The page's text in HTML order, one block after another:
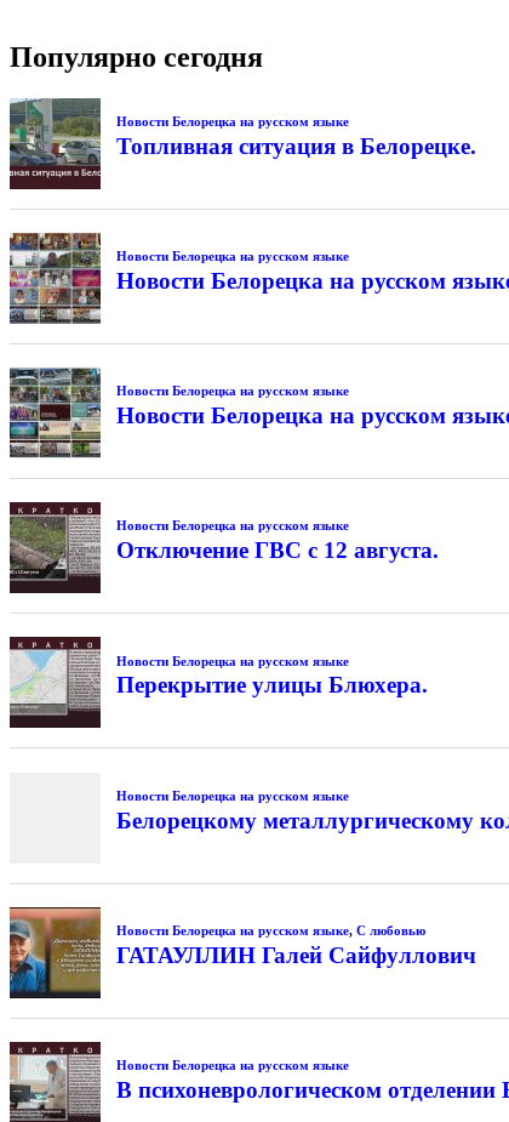
Популярно сегодня
Новости Белорецка на русском языке
Топливная ситуация в Белорецке.
Новости Белорецка на русском языке
Новости Белорецка на русском
Новости Белорецка на русском языке
Новости Белорецка на русском
Новости Белорецка на русском языке
Отключение ГВС с 12 августа.
Новости Белорецка на русском языке
Перекрытие улицы Блюхера.
Новости Белорецка на русском языке
Белорецкому металлургическому
Новости Белорецка на русском языке, С любовью
ГАТАУЛЛИН Галей Сайфуллович
Новости Белорецка на русском языке
В психоневрологическом